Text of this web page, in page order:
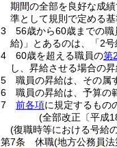
期間の全部を良好な成
準として規則で定める
3
56歳から60歳までの職
給) 」とあるのは、「2号
4
60歳を超える職員の第
し、昇給させる場合の
5
職員の昇給は、その属
6
職員の昇給は、予算の
7
前各項に規定するもの
(全部改正〔平成
(復職時等における号給
第7条
休職(地方公務員